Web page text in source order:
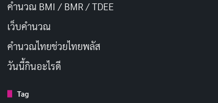
คำนวณ BMI / BMR / TDEE
เว็บคํานวณ
คํานวณไทยช่วยไทยพลัส
วันนี้กินอะไรดี
Tag